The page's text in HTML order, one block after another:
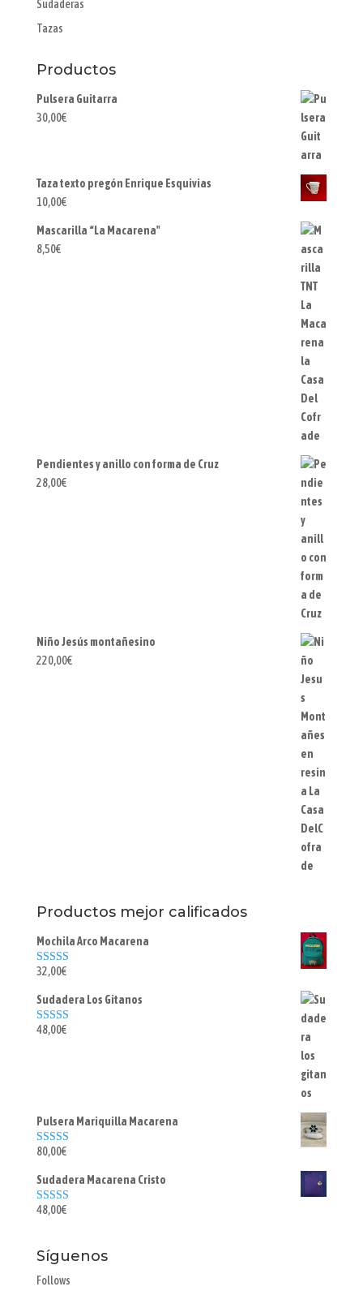
Sudaderas
Tazas
Productos
Pulsera Guitarra
30,00€
Taza texto pregón Enrique Esquivias
10,00€
Mascarilla “La Macarena"
8,50€
Pendientes y anillo con forma de Cruz
28,00€
Niño Jesús montañesino
220,00€
Productos mejor calificados
Mochila Arco Macarena
Valorado con
32,00€
Sudadera Los Gitanos
Valorado con
48,00€
Pulsera Mariquilla Macarena
Valorado con
80,00€
Sudadera Macarena Cristo
Valorado con
48,00€
Síguenos
Follows